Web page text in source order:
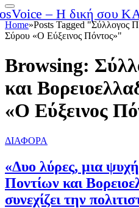
Home»Posts Tagged "Σύλλογος
Σύρου «Ο Εύξεινος Πόντος»"
Browsing:
και
«Ο Εύξεινος
ΔΙΑΦΟΡΑ
«Δυο λύρες, μια
Ποντίων και
συνεχίζει την